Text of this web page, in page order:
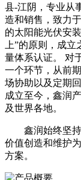
县-江阴，专业从
造和销售，致力
的太阳能光伏安
上”的原则，成
量体系认证。 对
一个环节，从前
场协助以及定期
成立至今，鑫润
及世界各地。
鑫润始终坚
价值创造和维护
方案。